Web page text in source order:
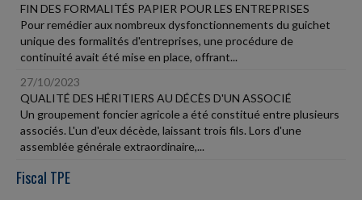
FIN DES FORMALITÉS PAPIER POUR LES ENTREPRISES
Pour remédier aux nombreux dysfonctionnements du guichet
unique des formalités d'entreprises, une procédure de
continuité avait été mise en place, offrant...
27/10/2023
QUALITÉ DES HÉRITIERS AU DÉCÈS D'UN ASSOCIÉ
Un groupement foncier agricole a été constitué entre plusieurs
associés. L'un d'eux décède, laissant trois fils. Lors d'une
assemblée générale extraordinaire,...
Fiscal TPE